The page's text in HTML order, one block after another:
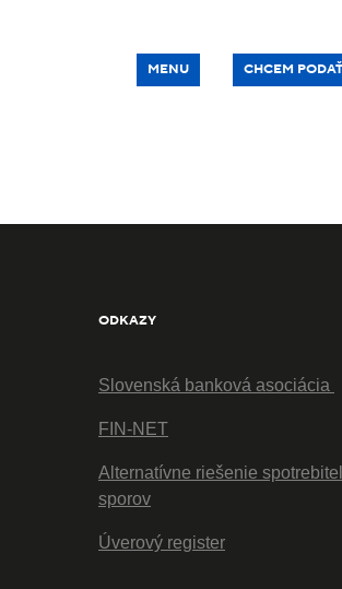
MENU CHCEM
ODKAZY
Slovenská banková asociácia
FIN-NET
Alternatívne riešenie
sporov
Úverový register